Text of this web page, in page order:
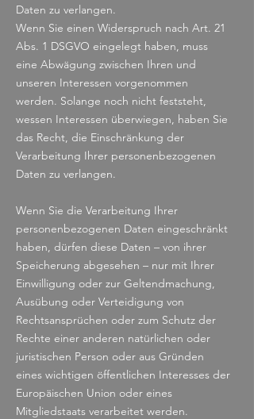
Daten zu verlangen.
Wenn Sie einen Widerspruch nach Art. 21
Abs. 1 DSGVO eingelegt haben, muss
eine Abwägung zwischen Ihren und
unseren Interessen vorgenommen
werden. Solange noch nicht feststeht,
wessen Interessen überwiegen, haben Sie
das Recht, die Einschränkung der
Verarbeitung Ihrer personenbezogenen
Daten zu verlangen.
Wenn Sie die Verarbeitung Ihrer
personenbezogenen Daten eingeschränkt
haben, dürfen diese Daten – von ihrer
Speicherung abgesehen – nur mit Ihrer
Einwilligung oder zur Geltendmachung,
Ausübung oder Verteidigung von
Rechtsansprüchen oder zum Schutz der
Rechte einer anderen natürlichen oder
juristischen Person oder aus Gründen
eines wichtigen öffentlichen Interesses der
Europäischen Union oder eines
Mitgliedstaats verarbeitet werden.